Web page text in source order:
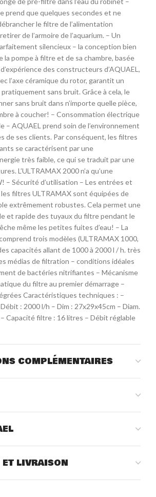
prend que quelques secondes et ne
le filtre de l’alimentation
de l’armoire de l’aquarium. – Un
silencieux – la conception bien
la pompe à filtre et de sa chambre, basée
des constructeurs d’AQUAEL,
l’axe céramique du rotor, garantit un
sans bruit. Grâce à cela, le
sans bruit dans n’importe quelle pièce,
à coucher! – Consommation électrique
– AQUAEL prend soin de l’environnement
de ses clients. Par conséquent, les filtres
se caractérisent par une
très faible, ce qui se traduit par une
L’ULTRAMAX 2000 n’a qu’une
– Sécurité d’utilisation – Les entrées et
les filtres ULTRAMAX sont équipées de
extrêmement robustes. Cela permet une
et rapide des tuyaux du filtre pendant le
même les petites fuites d’eau! – La
trois modèles (ULTRAMAX 1000,
capacités allant de 1000 à 2000 l / h. très
médias de filtration – conditions idéales
de bactéries nitrifiantes – Mécanisme
du filtre au premier démarrage –
Caractéristiques techniques : –
: 2000 l/h – Dim : 27x29x45cm – Diam.
Capacité filtre : 16 litres – Débit réglable
COMPLÉMENTAIRES
LIVRAISON